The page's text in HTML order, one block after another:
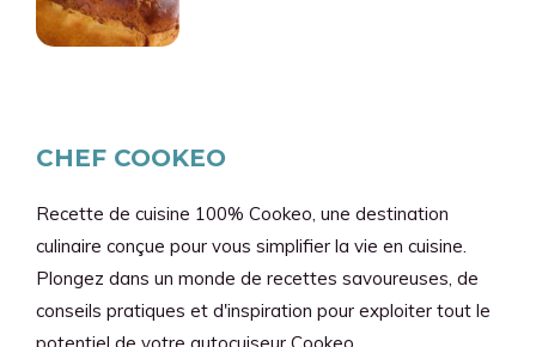
CHEF COOKEO
Recette de cuisine 100% Cookeo, une destination
culinaire conçue pour vous simplifier la vie en cuisine.
Plongez dans un monde de recettes savoureuses, de
conseils pratiques et d'inspiration pour exploiter tout le